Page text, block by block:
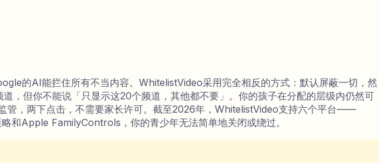
的AI能拦住所有不当内容。WhitelistVideo采用完全相反的方式：默认屏蔽一切，然
，但你不能说「只显示这20个频道，其他都不要」。你的孩子在分配的层级内仍然可
管，两下点击，不需要家长许可。截至2026年，WhitelistVideo支持六个平台——
Apple FamilyControls，你的青少年无法简单地关闭或绕过。